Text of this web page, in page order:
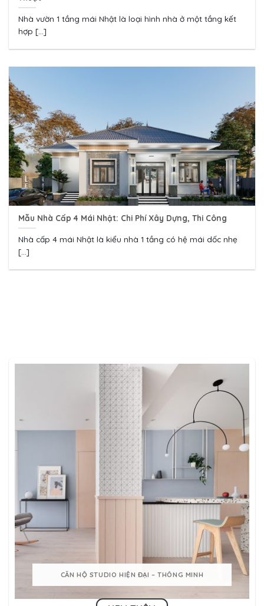
Nhà vườn 1 tầng mái Nhật là loại hình nhà ở một tầng kết
hợp [...]
Mẫu Nhà Cấp 4 Mái Nhật: Chi Phí Xây Dựng, Thi Công
Nhà cấp 4 mái Nhật là kiểu nhà 1 tầng có hệ mái dốc nhẹ
[...]
CĂN HỘ STUDIO HIỆN ĐẠI – THÔNG MINH